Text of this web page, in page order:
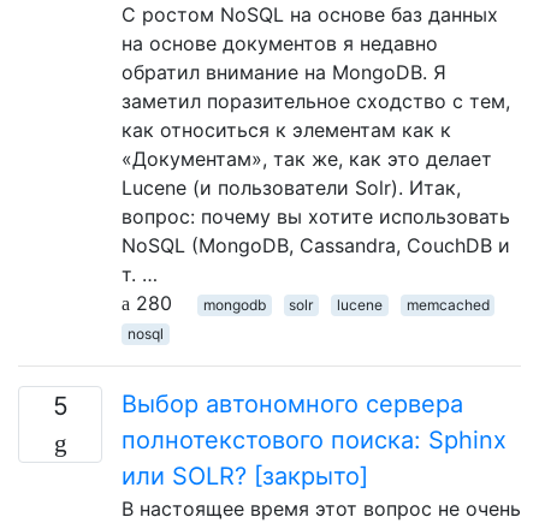
С ростом NoSQL на основе баз данных
на основе документов я недавно
обратил внимание на MongoDB. Я
заметил поразительное сходство с тем,
как относиться к элементам как к
«Документам», так же, как это делает
Lucene (и пользователи Solr). Итак,
вопрос: почему вы хотите использовать
NoSQL (MongoDB, Cassandra, CouchDB и
т. …
280
mongodb solr lucene
memcached
nosql
5
Выбор автономного сервера
полнотекстового поиска: Sphinx
или SOLR? [закрыто]
В настоящее время этот вопрос не очень